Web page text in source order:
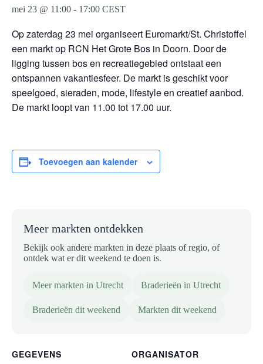
mei 23 @ 11:00 - 17:00 CEST
Op zaterdag 23 mei organiseert Euromarkt/St. Christoffel
een markt op RCN Het Grote Bos in Doorn. Door de
ligging tussen bos en recreatiegebied ontstaat een
ontspannen vakantiesfeer. De markt is geschikt voor
speelgoed, sieraden, mode, lifestyle en creatief aanbod.
De markt loopt van 11.00 tot 17.00 uur.
Toevoegen aan kalender
Meer markten ontdekken
Bekijk ook andere markten in deze plaats of regio, of
ontdek wat er dit weekend te doen is.
Meer markten in Utrecht Braderieën in Utrecht
Braderieën dit weekend Markten dit weekend
GEGEVENS
ORGANISATOR